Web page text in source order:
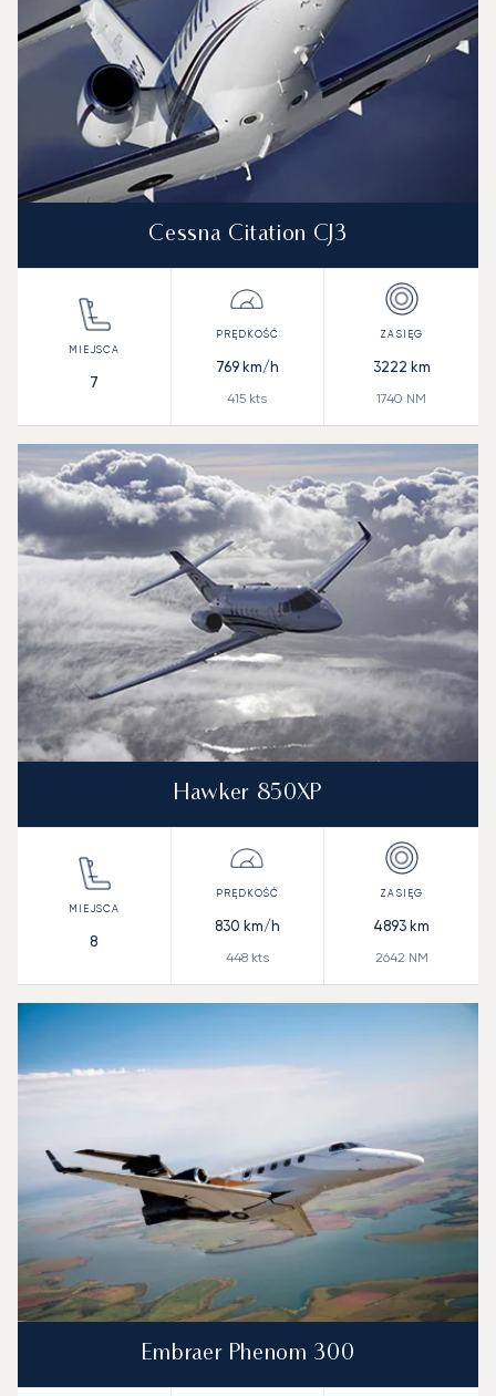
Cessna Citation CJ3
7
769km/h
415 kts
3222 km
1740 NM
Hawker 850XP
8
830 km/h
448kts
4893 km
2642 NM
Embraer Phenom 300